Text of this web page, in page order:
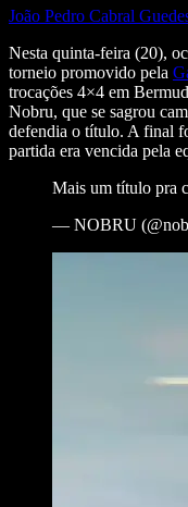
João Pedro Cabral
Nesta quinta-feira (20),
torneio promovido pela
trocações 4×4 em
Nobru, que se sagrou
defendia o título. A final
partida era vencida pela
Mais um título pra
— NOBRU